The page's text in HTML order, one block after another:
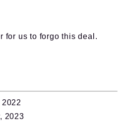
for us to forgo this deal.
2023